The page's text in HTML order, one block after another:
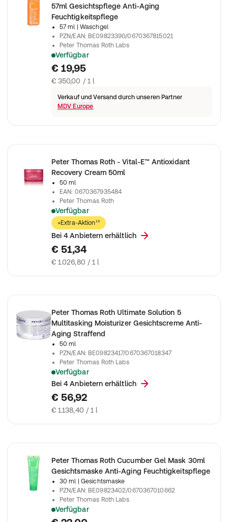
57ml Gesichtspflege Anti-Aging
Feuchtigkeitspflege
57 ml
| Waschgel
PZN/EAN: BE09823390/0670367815021
Peter Thomas Roth Labs
Verfügbar
Peter Thomas Roth - Anti-Aging Cleansing Gel 57ml
€ 19,95
€ 350,00 / 1 l
Verkauf und Versand durch unseren Partner
MDV Europe
Peter Thomas Roth - Vital-E™ Antioxidant
Recovery Cream 50ml
50 ml
EAN: 0670367935484
Peter Thomas Roth
Verfügbar
Peter Thomas Roth - Vital-E™ Antioxidant Recovery Cream
+Extra-Aktion¹³
Bei 4 Anbietern erhältlich
€ 51,34
€ 1.026,80 / 1 l
Peter Thomas Roth Ultimate Solution 5
Multitasking Moisturizer Gesichtscreme Anti-
Aging Straffend
50 ml
PZN/EAN: BE09823417/0670367018347
Peter Thomas Roth Labs
Verfügbar
Peter Thomas Roth - Peter Thomas Roth - Ultimate Solution 5
Bei 4 Anbietern erhältlich
€ 56,92
€ 1.138,40 / 1 l
Peter Thomas Roth Cucumber Gel Mask 30ml
Gesichtsmaske Anti-Aging Feuchtigkeitspflege
30 ml
| Gesichtsmaske
PZN/EAN: BE09823402/0670367010662
Peter Thomas Roth Labs
Verfügbar
Peter Thomas Roth - Cucumber Gel Mask 30ml